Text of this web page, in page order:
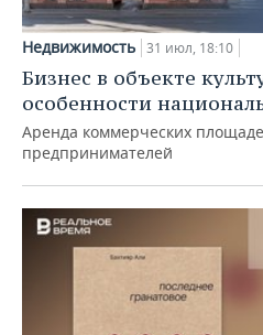
Недвижимость 31 июл, 18:10
Бизнес в объекте
особенности
Аренда коммерческих
предпринимателей